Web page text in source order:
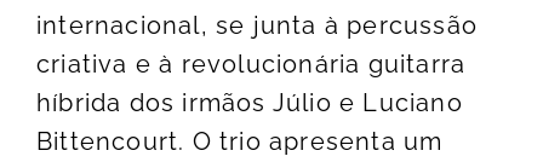
internacional, se junta à percussão
criativa e à revolucionária guitarra
híbrida dos irmãos Júlio e Luciano
Bittencourt. O trio apresenta um